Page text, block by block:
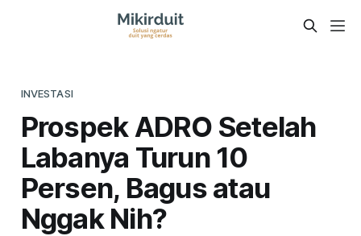
INVESTASI
Prospek ADRO Setelah
Labanya Turun 10
Persen, Bagus atau
Nggak Nih?